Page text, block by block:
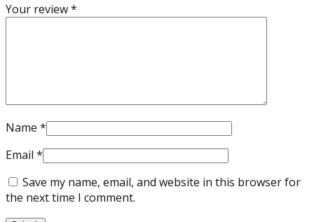
Your review*
Name *
Email *
Save my name, email, and website in this browser for
the next time I comment.